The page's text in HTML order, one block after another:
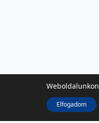
Weboldalunkon
Elfogadom